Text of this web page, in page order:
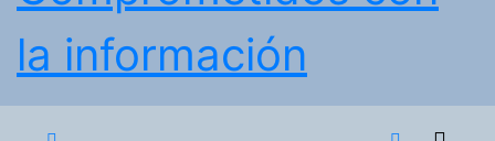
la información